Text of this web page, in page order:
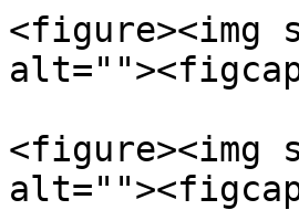
<figure><img
<figure><img